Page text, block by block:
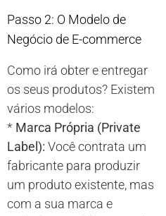
Passo 2: O Modelo de
Negócio de E-commerce
Como irá obter e entregar
os seus produtos? Existem
vários modelos:
* Marca Própria (Private
Label): Você contrata um
fabricante para produzir
um produto existente, mas
com a sua marca e